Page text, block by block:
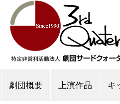
劇団概要 上演作品 キ